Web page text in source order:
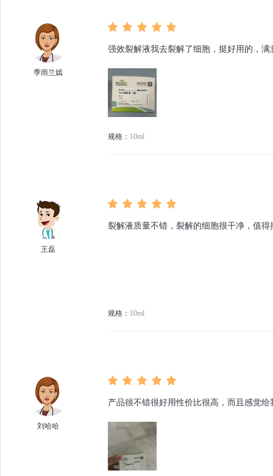
季雨兰嫣
强效裂解液我去裂解了细胞，挺好用的，满
规格： 10ml
王磊
裂解液质量不错，裂解的细胞很干净，值得
规格： 10ml
刘哈哈
产品很不错很好用性价比很高，而且感觉